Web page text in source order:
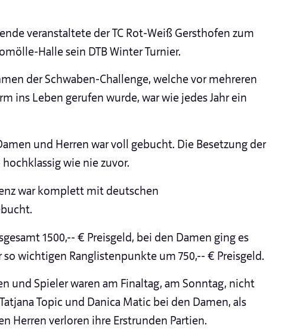
veranstaltete der TC Rot-Weiß Gersthofen zum
Halle sein DTB Winter Turnier.
der Schwaben-Challenge, welche vor mehreren
ins Leben gerufen wurde, war wie jedes Jahr ein
und Herren war voll gebucht. Die Besetzung der
wie nie zuvor.
war komplett mit deutschen
1500,-- € Preisgeld, bei den Damen ging es
wichtigen Ranglistenpunkte um 750,-- € Preisgeld.
und Spieler waren am Finaltag, am Sonntag, nicht
Topic und Danica Matic bei den Damen, als
Herren verloren ihre Erstrunden Partien.